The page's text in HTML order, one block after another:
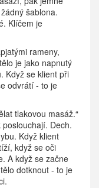
šablona.
Klíčem je
rameny,
je jako napnutý
Když se klient při
odvrátí - to je
tlakovou masáž.“
poslouchají. Dech.
Když klient
když se oči
A když se začne
dotknout - to je